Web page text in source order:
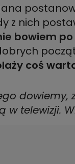
z nich
bowiem
coś
dowiemy,
w telewizji.